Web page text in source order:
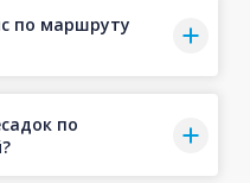
по маршруту
по